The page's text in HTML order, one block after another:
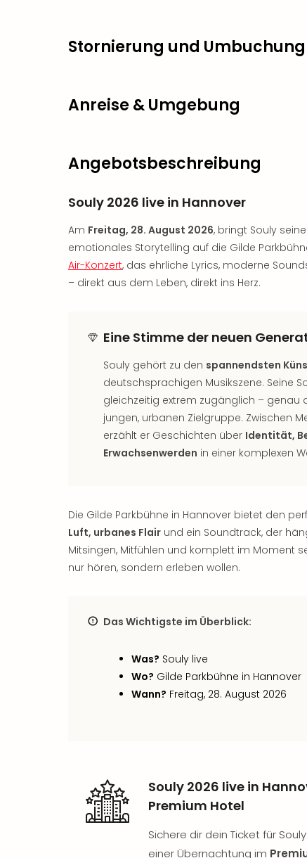
Stornierung und Umbuchung
Anreise & Umgebung
Angebotsbeschreibung
Souly 2026 live in Hannover
Am Freitag, 28. August 2026, bringt Souly
emotionales Storytelling auf die Gilde
Air-Konzert, das ehrliche Lyrics, moderne
– direkt aus dem Leben, direkt ins Herz.
Eine Stimme der neuen
Souly gehört zu den spannendsten
deutschsprachigen Musikszene. Seine
gleichzeitig extrem zugänglich – genau
jungen, urbanen Zielgruppe. Zwischen
erzählt er Geschichten über Identität,
Erwachsenwerden in einer komplexen
Die Gilde Parkbühne in Hannover bietet den
Luft, urbanes Flair und ein Soundtrack, der
Mitsingen, Mitfühlen und komplett im Moment
nur hören, sondern erleben wollen.
Das Wichtigste im Überblick:
Was? Souly live
Wo? Gilde Parkbühne in Hannover
Wann? Freitag, 28. August 2026
Souly 2026 live in
Premium Hotel
Sichere dir dein Ticket für
einer Übernachtung im